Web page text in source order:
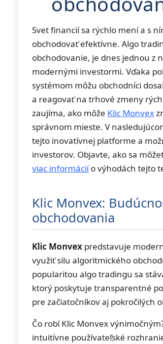
Svet financií sa rýchlo mení a s
obchodovať efektívne. Algo
obchodovanie, je dnes jednou z
modernými investormi. Vďaka
systémom môžu obchodníci
a reagovať na trhové zmeny
zaujíma, ako môže Klic Monvex
správnom mieste. V
tejto inovatívnej platforme a
investorov. Objavte, ako sa
viac informáciío výhodách tejto
Klic Monvex:
obchodovania
Klic Monvex predstavuje
využiť silu algoritmického
popularitou algo tradingu sa
ktorý poskytuje transparentné
pre začiatočníkov aj pokročilých
Čo robí Klic Monvex
intuitívne používateľské